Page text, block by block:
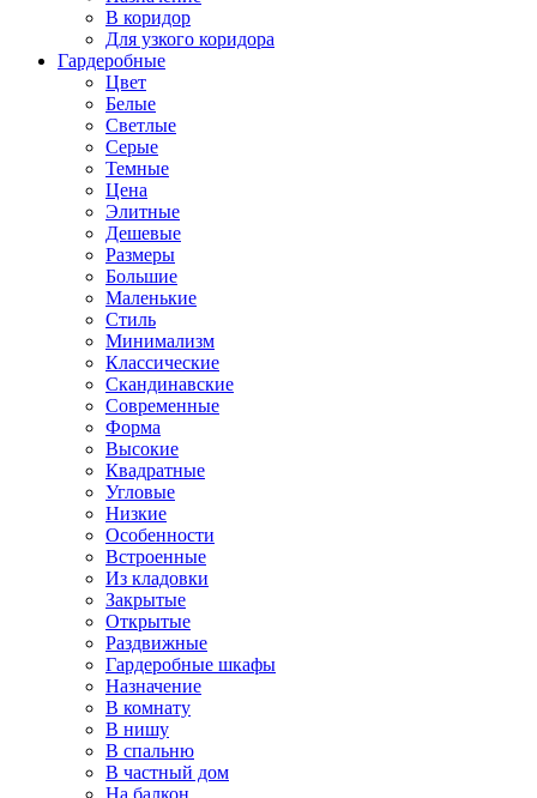
В коридор
Для узкого коридора
Гардеробные
Цвет
Белые
Светлые
Серые
Темные
Цена
Элитные
Дешевые
Размеры
Большие
Маленькие
Стиль
Минимализм
Классические
Скандинавские
Современные
Форма
Высокие
Квадратные
Угловые
Низкие
Особенности
Встроенные
Из кладовки
Закрытые
Открытые
Раздвижные
Гардеробные шкафы
Назначение
В комнату
В нишу
В спальню
В частный дом
На балкон